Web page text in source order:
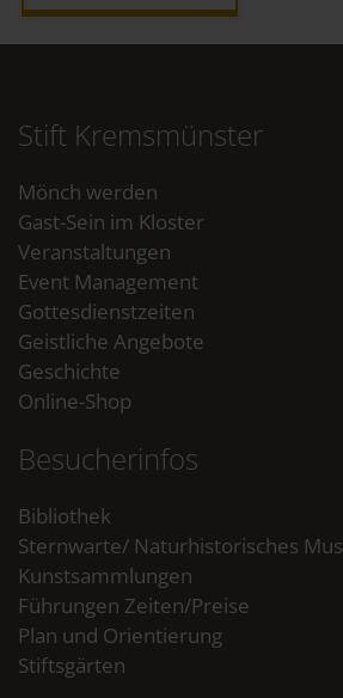
Stift Kremsmünster
Mönch werden
Gast-Sein im Kloster
Veranstaltungen
Event Management
Gottesdienstzeiten
Geistliche Angebote
Geschichte
Online-Shop
Besucherinfos
Bibliothek
Sternwarte/ Naturhistorisches
Kunstsammlungen
Führungen Zeiten/Preise
Plan und Orientierung
Stiftsgärten